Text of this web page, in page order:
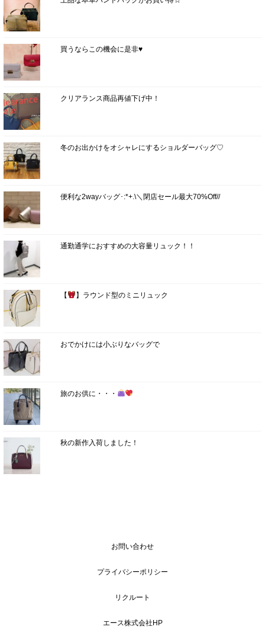
買うならこの機会に是非♥
クリアランス商品再値下げ中！
冬のお出かけをオシャレにするショルダーバッグ♡
便利な2wayバッグ･:*+.\＼閉店セール最大70%Off//
通勤通学におすすめの大容量リュック！！
【 】ラウンド型のミニリュック
おでかけには小ぶりなバッグで
旅のお供に・・・
秋の新作入荷しました！
お問い合わせ
プライバシーポリシー
リクルート
エース株式会社HP